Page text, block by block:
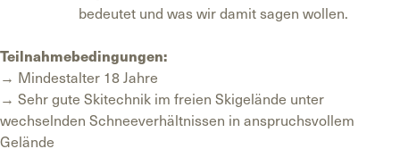
bedeutet und was wir damit sagen wollen.
Teilnahmebedingungen:
→ Mindestalter 18 Jahre
→ Sehr gute Skitechnik im freien Skigelände unter
wechselnden Schneeverhältnissen in anspruchsvollem
Gelände